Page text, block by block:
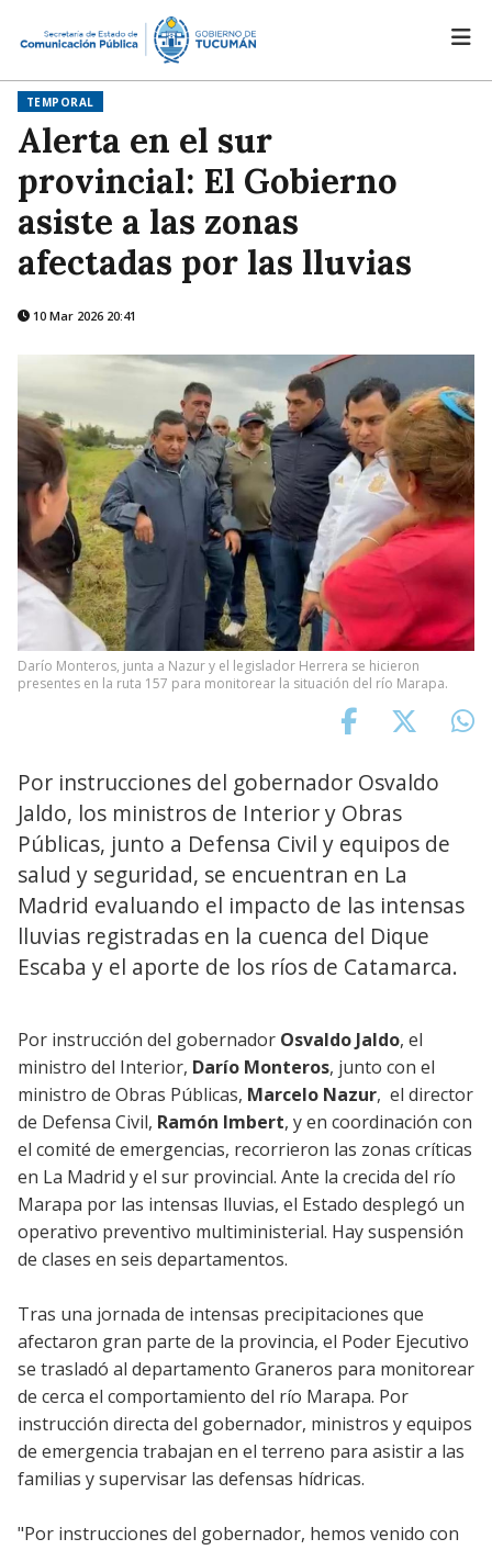
TEMPORAL
Alerta en el sur
provincial: El Gobierno
asiste a las zonas
afectadas por las lluvias
10 Mar 2026 20:41
Darío Monteros, junta a Nazur y el legislador Herrera se hicieron
presentes en la ruta 157 para monitorear la situación del río Marapa.
Por instrucciones del gobernador Osvaldo
Jaldo, los ministros de Interior y Obras
Públicas, junto a Defensa Civil y equipos de
salud y seguridad, se encuentran en La
Madrid evaluando el impacto de las intensas
lluvias registradas en la cuenca del Dique
Escaba y el aporte de los ríos de Catamarca.
Por instrucción del gobernador Osvaldo Jaldo, el
ministro del Interior, Darío Monteros, junto con el
ministro de Obras Públicas, Marcelo Nazur, el director
de Defensa Civil, Ramón Imbert, y en coordinación con
el comité de emergencias, recorrieron las zonas críticas
en La Madrid y el sur provincial. Ante la crecida del río
Marapa por las intensas lluvias, el Estado desplegó un
operativo preventivo multiministerial. Hay suspensión
de clases en seis departamentos.
Tras una jornada de intensas precipitaciones que
afectaron gran parte de la provincia, el Poder Ejecutivo
se trasladó al departamento Graneros para monitorear
de cerca el comportamiento del río Marapa. Por
instrucción directa del gobernador, ministros y equipos
de emergencia trabajan en el terreno para asistir a las
familias y supervisar las defensas hídricas.
"Por instrucciones del gobernador, hemos venido con